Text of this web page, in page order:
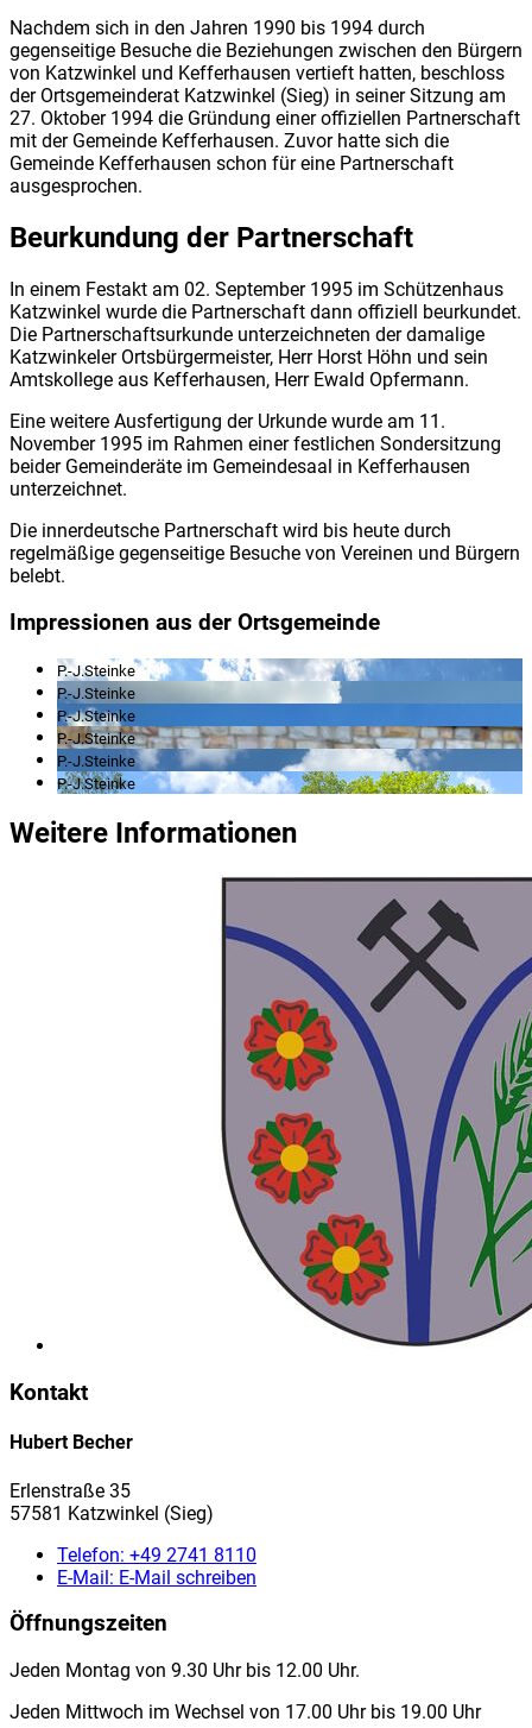
Nachdem sich in den Jahren 1990 bis 1994 durch
gegenseitige Besuche die Beziehungen zwischen den Bürgern
von Katzwinkel und Kefferhausen vertieft hatten, beschloss
der Ortsgemeinderat Katzwinkel (Sieg) in seiner Sitzung am
27. Oktober 1994 die Gründung einer offiziellen Partner­schaft
mit der Gemeinde Kefferhausen. Zuvor hatte sich die
Gemeinde Kefferhausen schon für eine Partnerschaft
ausgesprochen.
Beurkundung der Partnerschaft
In einem Festakt am 02. September 1995 im Schützenhaus
Katzwinkel wurde die Partnerschaft dann offiziell beurkundet.
Die Partnerschaftsurkunde unterzeichneten der damalige
Katzwinkeler Ortsbürgermeister, Herr Horst Höhn und sein
Amtskollege aus Kefferhausen, Herr Ewald Opfermann.
Eine weitere Ausfertigung der Urkunde wurde am 11.
November 1995 im Rahmen einer festlichen Sondersitzung
beider Gemeinderäte im Gemeindesaal in Kefferhausen
unterzeichnet.
Die innerdeutsche Partnerschaft wird bis heute durch
regelmäßige gegenseitige Besuche von Vereinen und Bürgern
belebt.
Impressionen aus der Ortsgemeinde
P.-J.Steinke
P.-J.Steinke
P.-J.Steinke
P.-J.Steinke
P.-J.Steinke
P.-J.Steinke
Weitere Informationen
Kontakt
Hubert Becher
Erlenstraße 35
57581 Katzwinkel (Sieg)
Telefon: +49 2741 8110
E-Mail: E-Mail schreiben
Öffnungszeiten
Jeden Montag von 9.30 Uhr bis 12.00 Uhr.
Jeden Mittwoch im Wechsel von 17.00 Uhr bis 19.00 Uhr